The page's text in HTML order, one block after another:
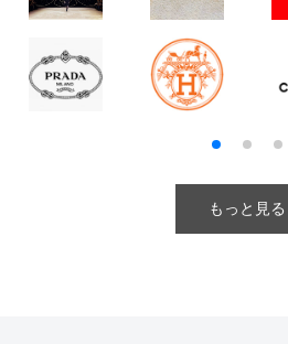
もっと見る